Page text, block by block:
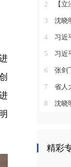
2 【立
3 沈晓明主持
4 习近
5 习近
6 张剑
7 省人大
8 沈晓
精彩